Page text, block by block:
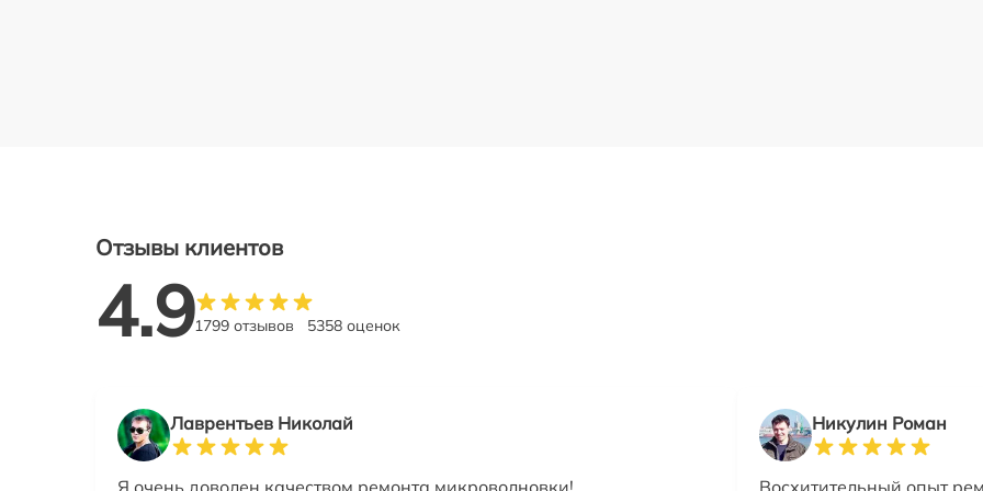
Отзывы клиентов
4.91799 отзывов 5358 оценок
Лаврентьев Николай
Я очень доволен качеством ремонта микроволновки!
Никулин Роман
Восхитительный опыт